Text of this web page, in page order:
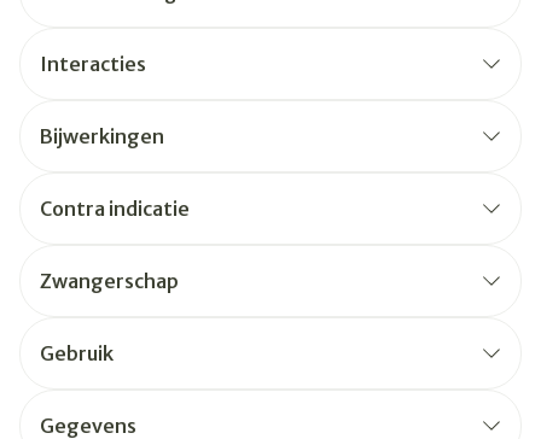
Interacties
Bijwerkingen
Contra indicatie
Zwangerschap
Gebruik
Gegevens